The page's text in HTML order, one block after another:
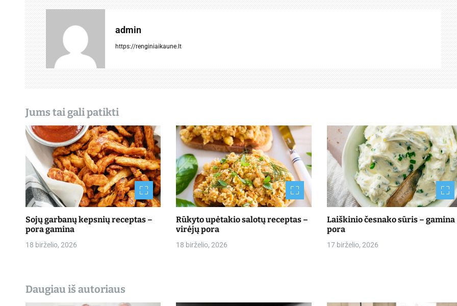
t
a
r
p
į
r
a
admin
https://renginiaikaune.lt
Jums tai gali patikti
Sojų garbanų kepsnių receptas –
pora gamina
18 birželio, 2026
Rūkyto upėtakio salotų receptas –
virėjų pora
18 birželio, 2026
Laiškinio česnako sūris – gamina
pora
17 birželio, 2026
Daugiau iš autoriaus